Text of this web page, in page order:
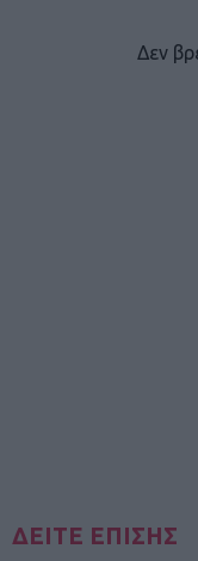
Δεν
ΔΕΙΤΕ ΕΠΙΣΗΣ